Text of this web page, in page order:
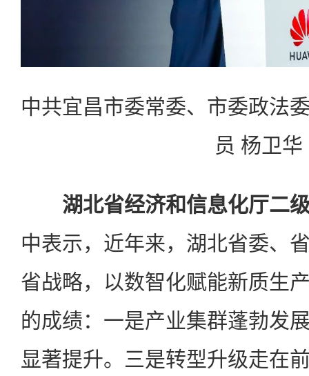
中共宜昌市委常委、市委政法
员 杨卫华
湖北省经济和信息化厅二
中表示，近年来，湖北省委、
省战略，以数智化赋能新质生
的成绩：一是产业集群蓬勃发
显著提升。三是转型升级走在